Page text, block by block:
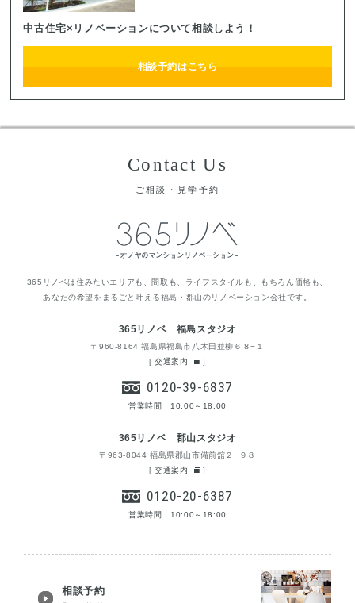
中古住宅×リノベーションについて相談しよう！
相談予約はこちら
Contact Us
ご相談・見学予約
365リノベは住みたいエリアも、間取も、ライフスタイルも、もちろん価格も、
あなたの希望をまるごと叶える福島・郡山のリノベーション会社です。
365リノベ 福島スタジオ
〒960-8164 福島県福島市八木田並柳６８−１
[交通案内 ]
0120-39-6837
営業時間 10:00～18:00
365リノベ 郡山スタジオ
〒963-8044 福島県郡山市備前舘２−９８
[交通案内 ]
0120-20-6387
営業時間 10:00～18:00
相談予約